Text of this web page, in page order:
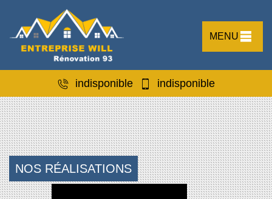
MENU
indisponible indisponible
NOS RÉALISATIONS